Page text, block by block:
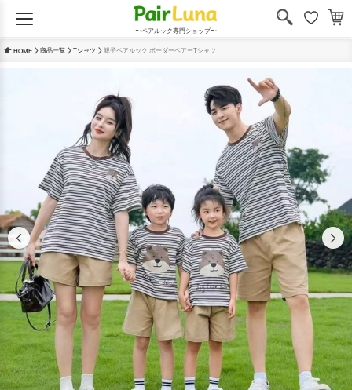
〜ペアルック専門ショップ〜
HOME 商品一覧 Tシャツ 親子ペアルック ボーダーベアーTシャツ